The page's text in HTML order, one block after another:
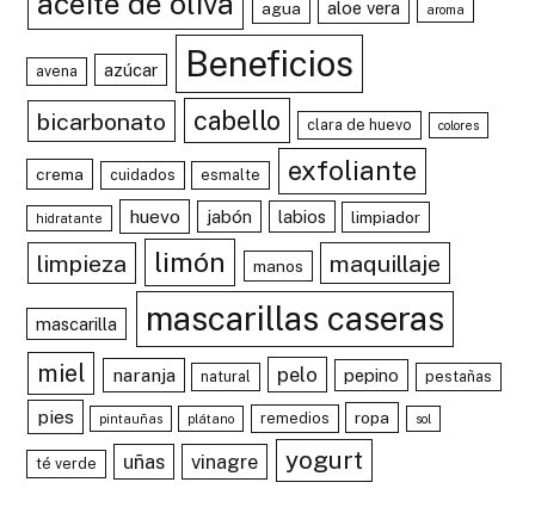
agua aloe vera aroma
avena azúcar Beneficios
bicarbonato cabello clara de huevo colores
crema cuidados esmalte exfoliante
hidratante huevo jabón labios limpiador
limpieza limón manos maquillaje
mascarilla mascarillas caseras
miel naranja natural pelo pepino pestañas
pies pintauñas plátano remedios ropa sol
té verde uñas vinagre yogurt